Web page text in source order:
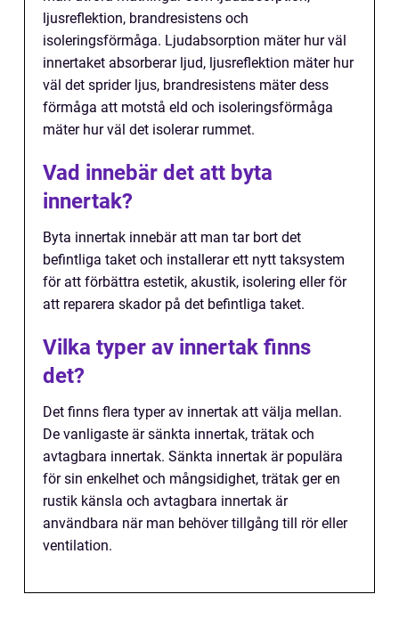
ljusreflektion, brandresistens och
isoleringsförmåga. Ljudabsorption mäter hur väl
innertaket absorberar ljud, ljusreflektion mäter hur
väl det sprider ljus, brandresistens mäter dess
förmåga att motstå eld och isoleringsförmåga
mäter hur väl det isolerar rummet.
Vad innebär det att byta
innertak?
Byta innertak innebär att man tar bort det
befintliga taket och installerar ett nytt taksystem
för att förbättra estetik, akustik, isolering eller för
att reparera skador på det befintliga taket.
Vilka typer av innertak finns
det?
Det finns flera typer av innertak att välja mellan.
De vanligaste är sänkta innertak, trätak och
avtagbara innertak. Sänkta innertak är populära
för sin enkelhet och mångsidighet, trätak ger en
rustik känsla och avtagbara innertak är
användbara när man behöver tillgång till rör eller
ventilation.